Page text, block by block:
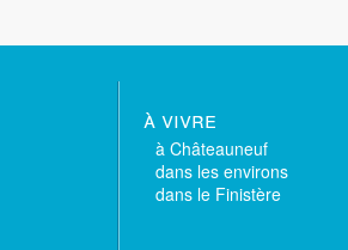
à vivre
à Châteauneuf
dans les environs
dans le Finistère